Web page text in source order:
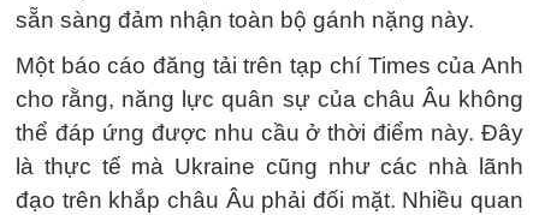
sẵn sàng đảm nhận toàn bộ gánh nặng này.
Một báo cáo đăng tải trên tạp chí Times của Anh
cho rằng, năng lực quân sự của châu Âu không
thể đáp ứng được nhu cầu ở thời điểm này. Đây
là thực tế mà Ukraine cũng như các nhà lãnh
đạo trên khắp châu Âu phải đối mặt. Nhiều quan